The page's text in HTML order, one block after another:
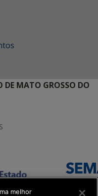
DE MATO GROSSO DO
melhor